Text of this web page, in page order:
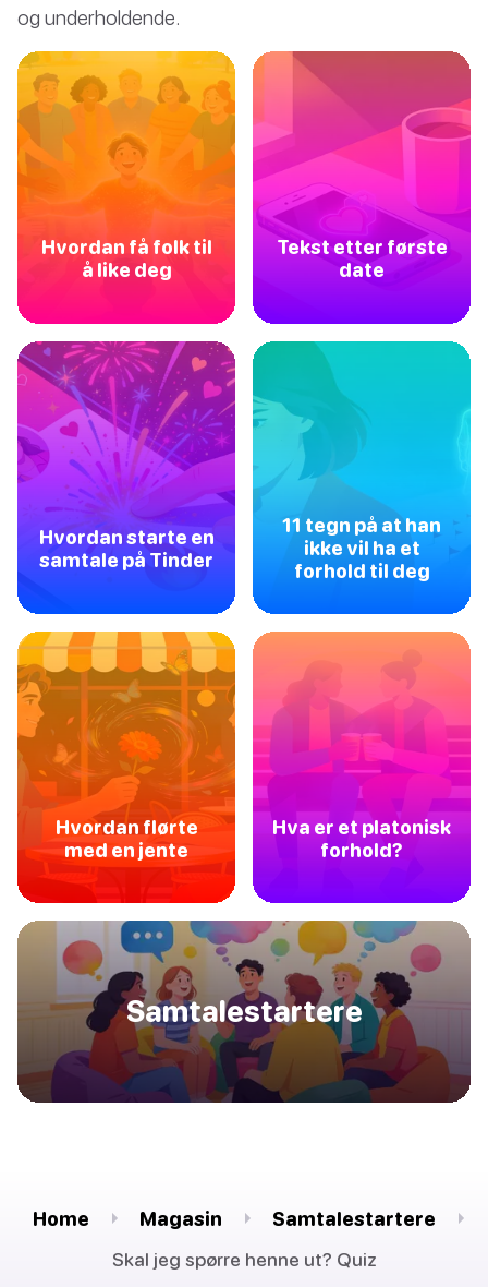
og underholdende.
Hvordan få folk til
å like deg
Tekst etter første
date
Hvordan starte en
samtale på Tinder
11 tegn på at han
ikke vil ha et
forhold til deg
Hvordan flørte
med en jente
Hva er et platonisk
forhold?
Samtalestartere
Home Magasin
Samtalestartere
Skal jeg spørre henne ut? Quiz